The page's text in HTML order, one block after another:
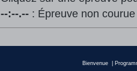
--:--.--: Épreuve non
Bienvenue